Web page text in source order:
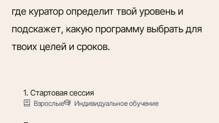
где куратор определит твой уровень и
подскажет, какую программу выбрать для
твоих целей и сроков.
1. Стартовая сессия
Взрослые Индивидуальное обучение